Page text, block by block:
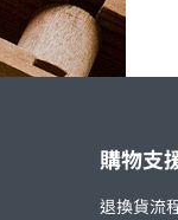
購物支
退換貨流